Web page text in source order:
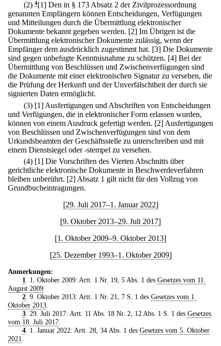
(2) 4[1] Den in § 173 Absatz 2 der Zivilprozessordnung
genannten Empfängern können Entscheidungen, Verfügungen
und Mitteilungen durch die Übermittlung elektronischer
Dokumente bekannt gegeben werden. [2] Im Übrigen ist die
Übermittlung elektronischer Dokumente zulässig, wenn der
Empfänger dem ausdrücklich zugestimmt hat. [3] Die Dokumente
sind gegen unbefugte Kenntnisnahme zu schützen. [4] Bei der
Übermittlung von Beschlüssen und Zwischenverfügungen sind
die Dokumente mit einer elektronischen Signatur zu versehen, die
die Prüfung der Herkunft und der Unverfälschtheit der durch sie
signierten Daten ermöglicht.
(3) [1] Ausfertigungen und Abschriften von Entscheidungen
und Verfügungen, die in elektronischer Form erlassen wurden,
können von einem Ausdruck gefertigt werden. [2] Ausfertigungen
von Beschlüssen und Zwischenverfügungen sind von dem
Urkundsbeamten der Geschäftsstelle zu unterschreiben und mit
einem Dienstsiegel oder -stempel zu versehen.
(4) [1] Die Vorschriften des Vierten Abschnitts über
gerichtliche elektronische Dokumente in Beschwerdeverfahren
bleiben unberührt. [2] Absatz 1 gilt nicht für den Vollzug von
Grundbucheintragungen.
[29. Juli 2017–1. Januar 2022]
[9. Oktober 2013–29. Juli 2017]
[1. Oktober 2009–9. Oktober 2013]
[25. Dezember 1993–1. Oktober 2009]
Anmerkungen:
1
. 1. Oktober 2009: Artt. 1 Nr. 19, 5 Abs. 1 des Gesetzes vom 11.
August 2009
2. 9. Oktober 2013: Artt. 1 Nr. 21, 7 S. 1 des Gesetzes vom 1.
Oktober 2013
3. 29. Juli 2017: Artt. 11 Abs. 18 Nr. 2, 12 Abs. 1 S. 1 des Gesetzes
vom 18. Juli 2017
4. 1. Januar 2022: Artt. 28, 34 Abs. 1 des Gesetzes vom 5. Oktober
2021